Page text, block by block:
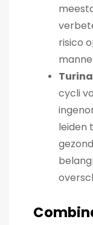
risico
cycli
leiden